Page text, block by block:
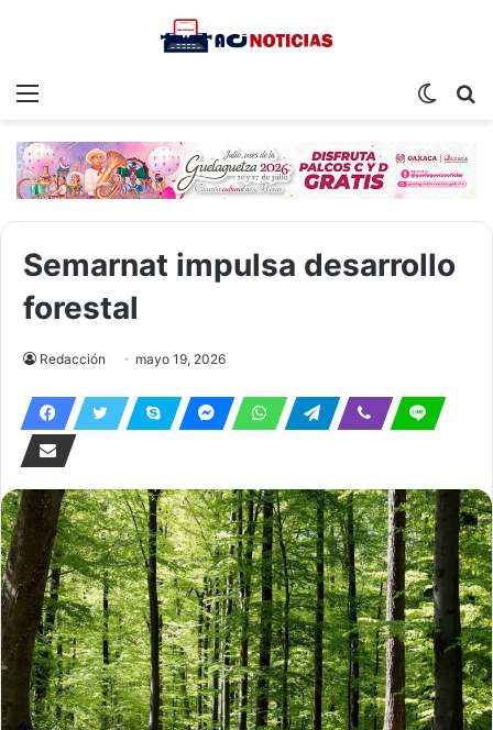
Menu
Switch
Semarnat impulsa desarrollo
forestal
Redacción mayo 19, 2026